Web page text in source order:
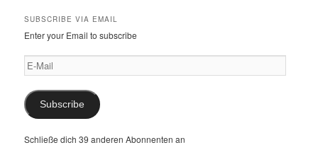
SUBSCRIBE VIA EMAIL
Enter your Email to subscribe
E-
Mail
Subscribe
Schließe dich 39 anderen Abonnenten an